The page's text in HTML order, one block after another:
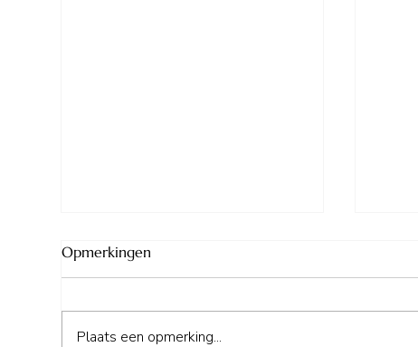
Opmerkingen
Plaats een opmerking...